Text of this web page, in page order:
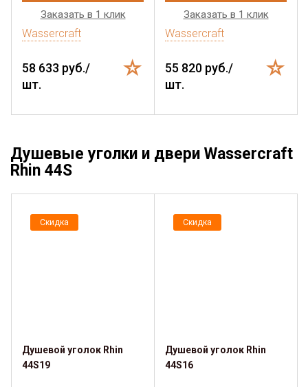
Заказать в 1 клик
Wassercraft
58 633 руб./
шт.
Заказать в 1 клик
Wassercraft
55 820 руб./
шт.
Душевые уголки и двери Wassercraft
Rhin 44S
Скидка
Душевой уголок Rhin
44S19
Скидка
Душевой уголок Rhin
44S16